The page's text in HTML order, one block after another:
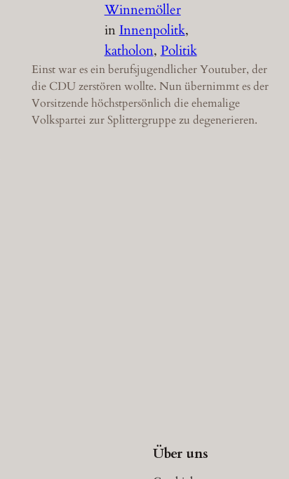
Winnemöller
inInnenpolitk
katholon, Politik
Einst war es ein berufsjugendlicher Youtuber, der
die CDU zerstören wollte. Nun übernimmt es der
Vorsitzende höchstpersönlich die ehemalige
Volkspartei zur Splittergruppe zu degenerieren.
Über uns